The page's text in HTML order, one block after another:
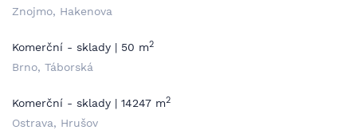
Znojmo, Hakenova
Komerční - sklady | 50 m2
Brno, Táborská
Komerční - sklady | 14247 m2
Ostrava, Hrušov